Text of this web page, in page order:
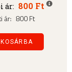
ár: 800 Ft
ár: 800 Ft
KOSÁRBA